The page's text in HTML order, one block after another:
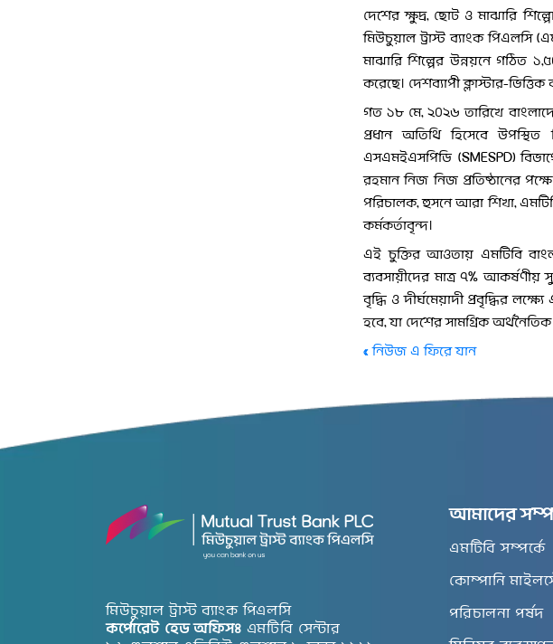
দেশের ক্ষুদ্র, ছোট ও মাঝারি
মিউচুয়াল ট্রাস্ট ব্যাংক পিএলসি
মাঝারি শিল্পের উন্নয়নে গঠিত
করেছে। দেশব্যাপী ক্লাস্টার-
গত ১৮ মে, ২০২৬ তারিখে
প্রধান অতিথি হিসেবে
এসএমইএসপিডি (SMESPD)
রহমান নিজ নিজ প্রতিষ্ঠানের
পরিচালক, হুসনে আরা শিখা,
কর্মকর্তাবৃন্দ।
এই চুক্তির আওতায় এমটিবি
ব্যবসায়ীদের মাত্র ৭% আকর্ষণীয়
বৃদ্ধি ও দীর্ঘমেয়াদী প্রবৃদ্ধির
হবে, যা দেশের সামগ্রিক
« নিউজ এ ফিরে যান
মিউচুয়াল ট্রাস্ট ব্যাংক পিএলসি
কর্পোরেট হেড অফিসঃ এমটিবি সেন্টার
আমাদের
এমটিবি সম্পর্কে
কোম্পানি
পরিচালনা পর্ষদ